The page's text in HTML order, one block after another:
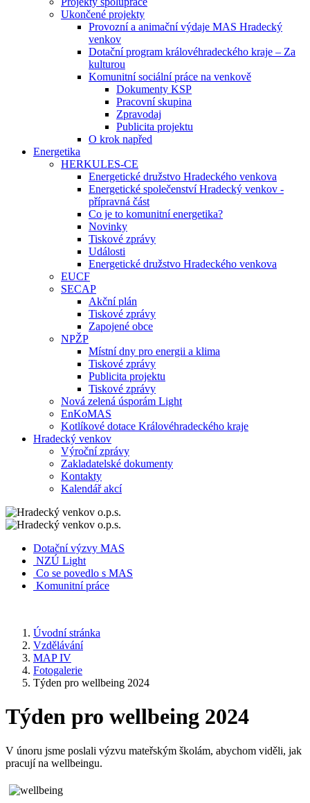
Ukončené projekty
Provozní a animační výdaje MAS Hradecký
venkov
Dotační program královéhradeckého kraje – Za
kulturou
Komunitní sociální práce na venkově
Dokumenty KSP
Pracovní skupina
Zpravodaj
Publicita projektu
O krok napřed
Energetika
HERKULES-CE
Energetické družstvo Hradeckého venkova
Energetické společenství Hradecký venkov -
přípravná část
Co je to komunitní energetika?
Novinky
Tiskové zprávy
Události
Energetické družstvo Hradeckého venkova
EUCF
SECAP
Akční plán
Tiskové zprávy
Zapojené obce
NPŽP
Místní dny pro energii a klima
Tiskové zprávy
Publicita projektu
Tiskové zprávy
Nová zelená úsporám Light
EnKoMAS
Kotlíkové dotace Královéhradeckého kraje
Hradecký venkov
Výroční zprávy
Zakladatelské dokumenty
Kontakty
Kalendář akcí
Dotační výzvy MAS
NZÚ Light
Co se povedlo s MAS
Komunitní práce
Úvodní stránka
Vzdělávání
MAP IV
Fotogalerie
Týden pro wellbeing 2024
Týden pro wellbeing 2024
V únoru jsme poslali výzvu mateřským školám, abychom viděli, jak
pracují na wellbeingu.